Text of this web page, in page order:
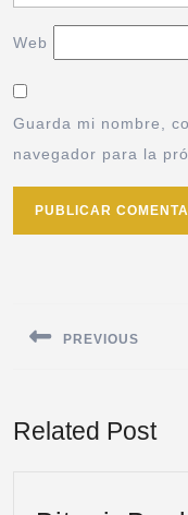
Web
Guarda mi nombre,
navegador para la
PREVIOUS
Related Post